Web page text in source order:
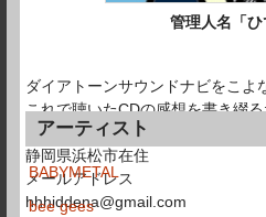
管理人名「ひ
ダイアトーンサウンドナビをこよ
これで聴いたCDの感想を書き綴
す。
静岡県浜松市在住
メールアドレス
hhhiddena@gmail.com
アーティスト
BABYMETAL
bee gees